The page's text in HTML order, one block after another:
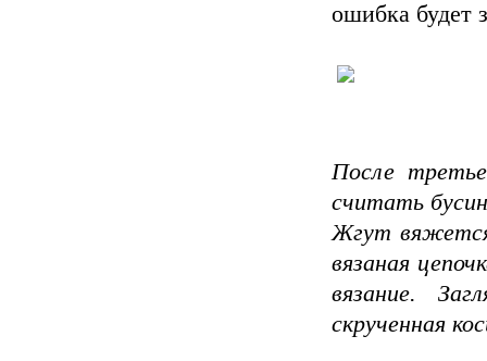
ошибка будет
После
считать
Жгут
вязаная
вязание.
скрученная